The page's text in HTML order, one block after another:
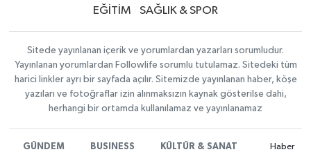
EĞİTİM
SAĞLIK & SPOR
Sitede yayınlanan içerik ve yorumlardan yazarları sorumludur.
Yayınlanan yorumlardan Followlife sorumlu tutulamaz. Sitedeki tüm
harici linkler ayrı bir sayfada açılır. Sitemizde yayınlanan haber, köşe
yazıları ve fotoğraflar izin alınmaksızın kaynak gösterilse dahi,
herhangi bir ortamda kullanılamaz ve yayınlanamaz
GÜNDEM BUSINESS KÜLTÜR & SANAT Haber